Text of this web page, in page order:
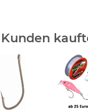
Kunden